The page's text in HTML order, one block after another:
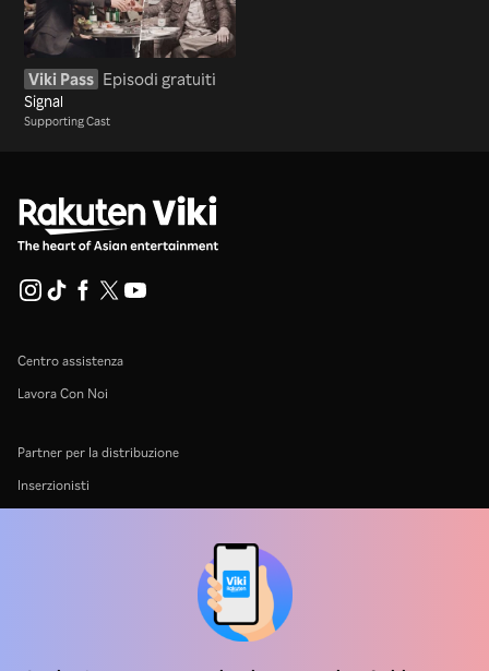
Viki Pass Episodi gratuiti
Signal
Supporting Cast
Centro assistenza
Lavora Con Noi
Partner per la distribuzione
Inserzionisti
Informativa sui cookie e sulla Tecnologia di tracciamento